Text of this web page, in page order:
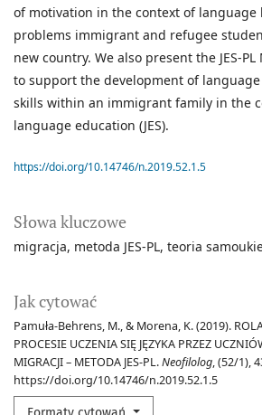
Słowa kluczowe
migracja metoda JES-PL teoria
Jak cytować
Pamuła-Behrens, M., & Morena, K. (2019).
PROCESIE UCZENIA SIĘ JĘZYKA PRZEZ
MIGRACJI – METODA JES-PL.Neofilolog, (52/1),
https://doi.org/10.14746/n.2019.52.1.5
of motivation in the context of language
problems immigrant and refugee
new country. We also present the JES-
to support the development of
skills within an immigrant family in the
language education (JES).
https://doi.org/10.14746/n.2019.52.1.5